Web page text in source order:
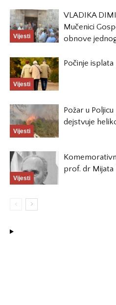
Vijesti
VLADIKA
Mučenici
obnove
Vijesti
Počinje
Vijesti
Požar u
dejstvuje
Vijesti
prof. dr Mijata